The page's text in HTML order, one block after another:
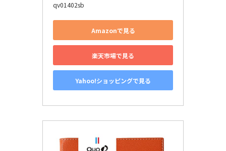
qv01402sb
Amazonで見る
楽天市場で見る
Yahoo!ショッピングで見る